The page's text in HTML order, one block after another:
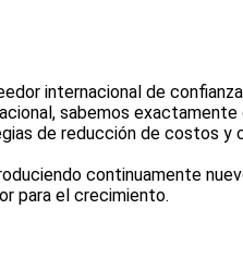
internacional de
sabemos
de reducción de costos
continuamente
para el crecimiento.